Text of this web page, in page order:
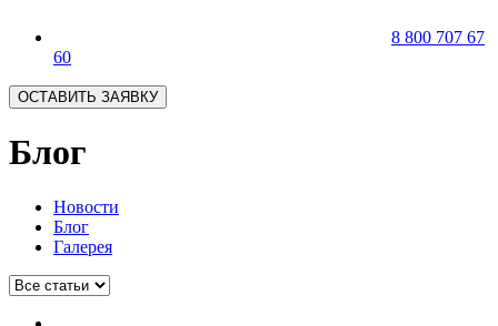
8 800 707 67
60
ОСТАВИТЬ ЗАЯВКУ
Блог
Новости
Блог
Галерея